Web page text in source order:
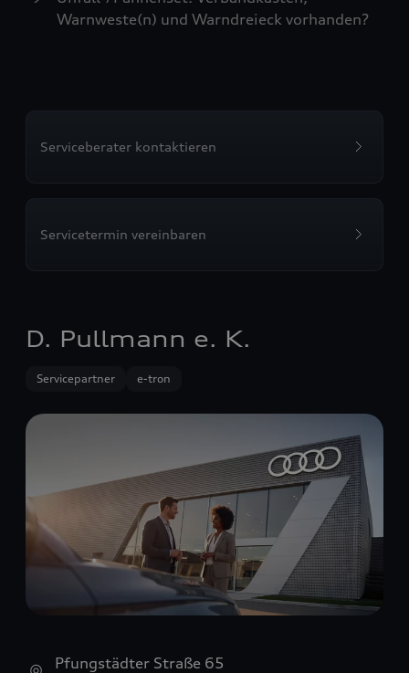
Warnweste(n) und Warndreieck vorhanden?
Serviceberater kontaktieren
Servicetermin vereinbaren
D. Pullmann e. K.
Servicepartner e-tron
Pfungstädter Straße 65